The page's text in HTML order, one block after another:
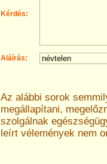
Kérdés:
Aláírás:
Az alábbi sorok
megállapítani,
szolgálnak
leírt vélemények nem